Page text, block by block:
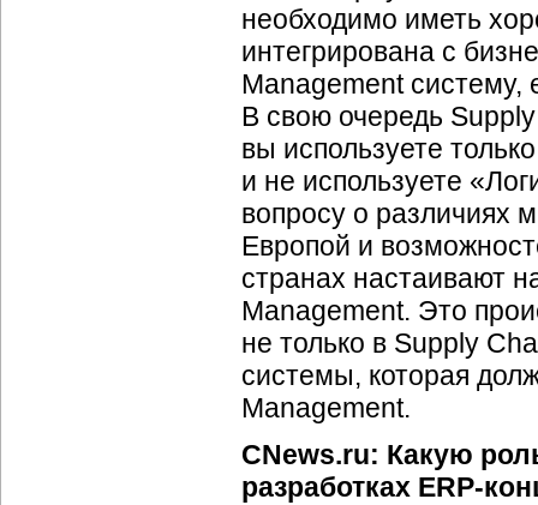
необходимо иметь
интегрирована с
Management систему,
В свою очередь
вы используете
и не используете
вопросу о различиях
Европой и
странах настаивают
Management. Это
не только в Supply
системы, которая
Management.
CNews.ru: Какую
разработках ERP-